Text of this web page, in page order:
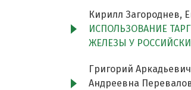
Кирилл Загороднев,
ИСПОЛЬЗОВАНИЕ
ЖЕЛЕЗЫ У
Григорий
Андреевна